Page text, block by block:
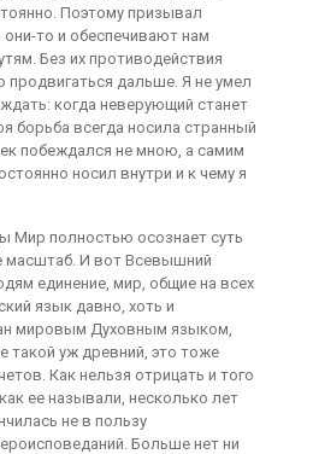
Поэтому призывал
то и обеспечивают нам
Без их противодействия
дальше. Я не умел
когда неверующий станет
борьба всегда носила странный
побеждался не мною, а самим
носил внутри и к чему я
Мир полностью осознает суть
масштаб. И вот Всевышний
единение, мир, общие на всех
язык давно, хоть и
мировым Духовным языком,
такой уж древний, это тоже
Как нельзя отрицать и того
ее называли, несколько лет
не в пользу
Больше нет ни